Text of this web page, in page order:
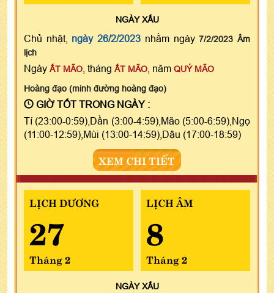
NGÀYXẤU
Chủ nhật, ngày 26/2/2023 nhằm ngày7/2/2023 Âm
lịch
Ngày ẤT MÃO , tháng ẤT MÃO , năm QUÝ MÃO
Hoàng đạo (minh đường hoàng đạo)
GIỜ TỐT TRONG NGÀY :
Tí (23:00-0:59),Dần (3:00-4:59),Mão (5:00-6:59),Ngọ
(11:00-12:59),Mùi (13:00-14:59),Dậu (17:00-18:59)
XEM CHI TIẾT
LỊCH DƯƠNG
27
Tháng 2
LỊCH ÂM
8
Tháng 2
NGÀYXẤU